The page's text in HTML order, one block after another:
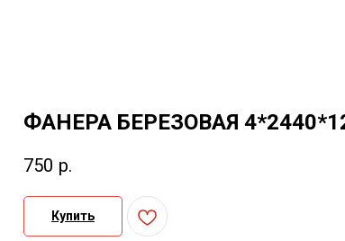
ФАНЕРА БЕРЕЗОВАЯ
750 р.
Купить